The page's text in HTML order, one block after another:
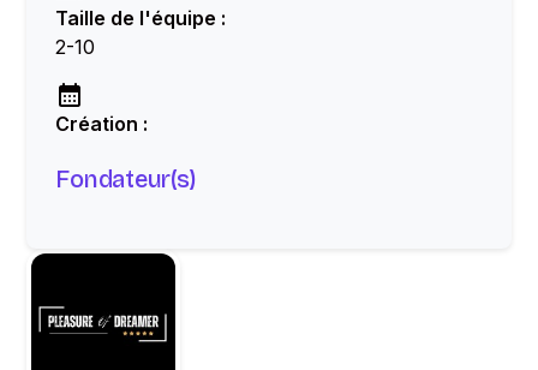
Taille de l'équipe :
2-10
Création :
Fondateur(s)